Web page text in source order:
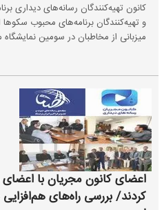
کانون تهیه‌کنندگان رسانه‌های دیداری
و تهیه‌کنندگان برنامه‌های محبوب سکوها
میزبانی از مخاطبان در سومین
اعضای کانون مجریان با اعضای
کردند/ بررسی راه‌های